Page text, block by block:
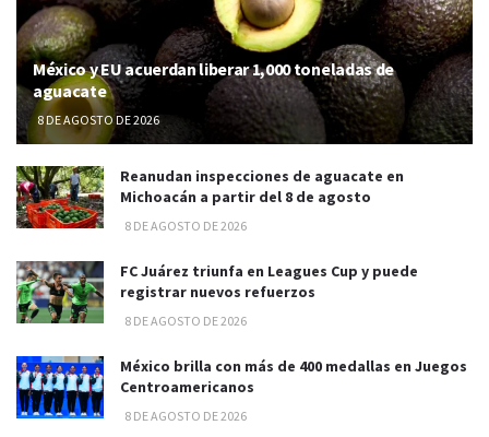
México y EU acuerdan liberar 1,000 toneladas de
aguacate
8 DE AGOSTO DE 2026
Reanudan inspecciones de aguacate en
Michoacán a partir del 8 de agosto
8 DE AGOSTO DE 2026
FC Juárez triunfa en Leagues Cup y puede
registrar nuevos refuerzos
8 DE AGOSTO DE 2026
México brilla con más de 400 medallas en Juegos
Centroamericanos
8 DE AGOSTO DE 2026